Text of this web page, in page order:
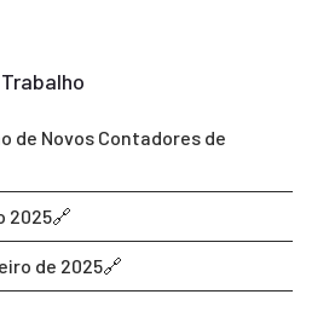
de Novos Contadores de
2025
de 2025